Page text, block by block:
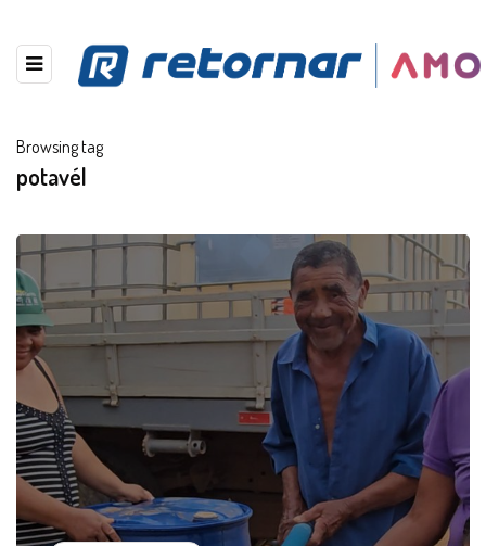
Browsing tag
potavél